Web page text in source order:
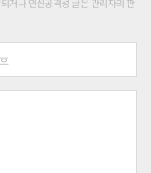
거나 인신공격성 글은 관리자의 판